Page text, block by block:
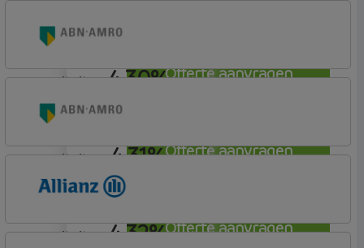
Offerte aanvragen
annuiteit
4,30%
Offerte aanvragen
Elan Plus
annuiteit
4,31%
Offerte aanvragen
Budget
annuiteit
4,32%
Budget
annuiteit